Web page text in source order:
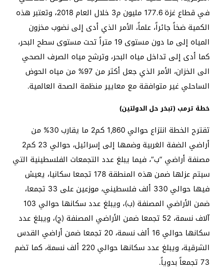
في قطاع غزة 177.6 مليون م3 خلال العام 2018، وتعتبر هذه
الكمية ضخاً جائراً، علماً، الأمر الذي أدى إلى نضوب مخزون
المياه إلى ما دون مستوى 19 متراً تحت مستوى سطح البحر،
كما أدى إلى تداخل مياه البحر، وترشح مياه الصرف الصحي
الى الخزان، الأمر الذي جعل أكثر من 97% من مياه الحوض
الساحلي غير متوافقة مع معايير منظمة الصحة العالمية.
خطة ترمب (تبخر حل الدولتين)
تقترح الخطة انتزاع حوالي 1,860 كم2 ما يقارب 30% من
أراضي الضفة الغربية وضمها إلى إسرائيل، حوالي 23 كم2
مصنفة أراضي “ب”، فيما يبلغ عدد التجمعات الفلسطينية التي
سيتم عزلها ضمن هذه المنطقة 178 تجمعا سكانيا، يعيش
فيها حوالي 330 ألف فلسطيني، موزعين على 33 تجمعا،
ضمن الأراضي المصنفة (ب)، ويبلغ عدد سكانها حوالي 103
آلاف نسمة، 52 تجمعا ضمن الأراضي المصنفة (ج)، ويبلغ عدد
سكانها حوالي 16 ألف نسمة، 20 تجمعا ضمن أراضي القدس
الشرقية، ويبلغ عدد سكانها حوالي 220 ألف نسمة، كما تضم
73 تجمعاً بدوياً.